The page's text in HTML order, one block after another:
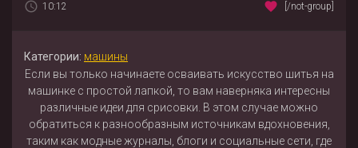
10:12 [/not-group]
Категории: машины
Если вы только начинаете осваивать искусство шитья на
машинке с простой лапкой, то вам наверняка интересны
различные идеи для срисовки. В этом случае можно
обратиться к разнообразным источникам вдохновения,
таким как модные журналы, блоги и социальные сети, где